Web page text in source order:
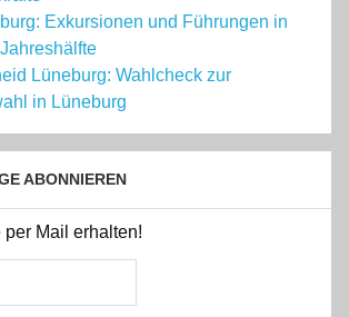
Exkursionen und Führungen in
Lüneburg: Wahlcheck zur
in Lüneburg
ABONNIEREN
per Mail erhalten!